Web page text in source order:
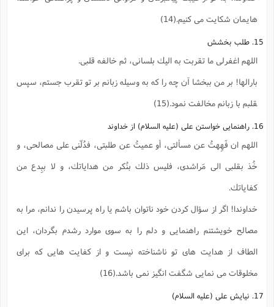
هايمان شكايت مى كنيم.(14)
15. طلب بخشش
اللهم اغفرلى ما تقربت به اليك بلسانى، ثم خالفه قلبى.
بارالها! بر من ببخشا آن چه را كه به وسيله زبانم بر تو تقرب جستم، سپس
‍قلبم با زبانم مخالفت نمود.(15)
16. راهنمايى خواستن على (علیه السلام) از خداوند
اللهم ان فَهِهتُ عن مسألتى، أو عميتُ عن طلبتى، فدُلّنى على مصالحى، و
خُذ بقلبى الى مَراشدى، فليس ذلك بنُكر من هداياتك، و لا ببِدع من
كفاياتك.
خداوندا! اگر از سؤال كردن خود ناتوان باشم يا راه پرسيدن را ندانم، مرا به
مصالح خويشتنم راهنمايى و دلم را به سوى موارد رشدم بگردان، اين
الطاف از هدايت هاى تو ناشناخته نيست و از كفايت هايى كه براى
مخلوقات مى نمايى شگفت انگيز نمى باشد.(16)
17. نيايش على (علیه السلام)